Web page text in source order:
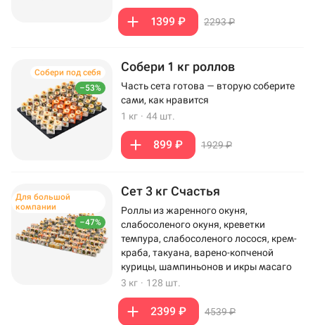
1399 ₽ 2293 ₽
–53%
Собери под себя Собери 1 кг роллов
Часть сета готова — вторую соберите
сами, как нравится
1 кг · 44 шт.
899 ₽ 1929 ₽
–47%
Для большой
компании
Сет 3 кг Счастья
Роллы из жаренного окуня,
слабосоленого окуня, креветки
темпура, слабосоленого лосося, крем-
краба, такуана, варено-копченой
курицы, шампиньонов и икры масаго
3 кг · 128 шт.
2399 ₽ 4539 ₽